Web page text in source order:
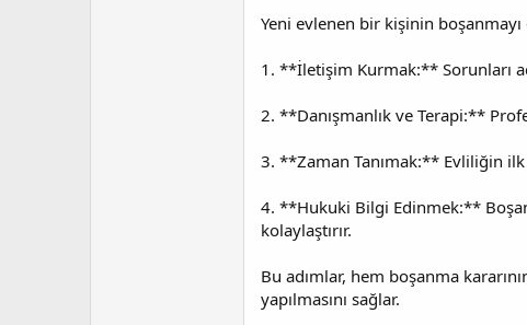
Yeni evlenen bir kişinin
1. **İletişim Kurmak:** Sorunları
2. **Danışmanlık ve Terapi:**
3. **Zaman Tanımak:** Evliliğin ilk
4. **Hukuki Bilgi Edinmek:**
kolaylaştırır.
Bu adımlar, hem boşanma
yapılmasını sağlar.